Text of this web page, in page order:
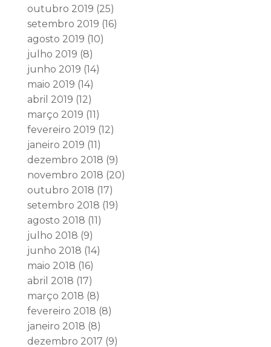
outubro 2019 (25)
setembro 2019 (16)
agosto 2019 (10)
julho 2019 (8)
junho 2019 (14)
maio 2019 (14)
abril 2019 (12)
março 2019 (11)
fevereiro 2019 (12)
janeiro 2019 (11)
dezembro 2018 (9)
novembro 2018 (20)
outubro 2018 (17)
setembro 2018 (19)
agosto 2018 (11)
julho 2018 (9)
junho 2018 (14)
maio 2018 (16)
abril 2018 (17)
março 2018 (8)
fevereiro 2018 (8)
janeiro 2018 (8)
dezembro 2017 (9)